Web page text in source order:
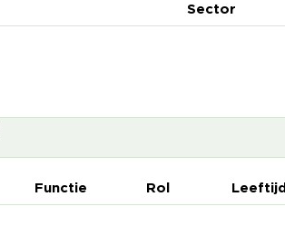
Sector
Functie Rol Leeftijd